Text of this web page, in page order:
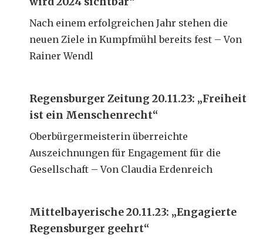
Nach einem erfolgreichen Jahr stehen die
neuen Ziele in Kumpfmühl bereits fest – Von
Rainer Wendl
Regensburger Zeitung 20.11.23: „Freiheit
ist ein Menschenrecht“
Oberbürgermeisterin überreichte
Auszeichnungen für Engagement für die
Gesellschaft – Von Claudia Erdenreich
Mittelbayerische 20.11.23: „Engagierte
Regensburger geehrt“